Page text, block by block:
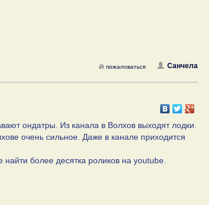
Санчела
пожаловаться
ондатры. Из канала в Волхов выходят лодки.
очень сильное. Даже в канале приходится
более десятка роликов на youtube.